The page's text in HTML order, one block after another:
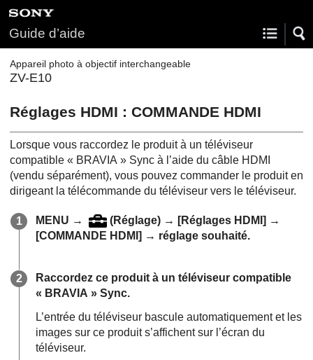
Guide d’aide
Appareil photo à objectif interchangeable
ZV-E10
Réglages HDMI : COMMANDE HDMI
Lorsque vous raccordez le produit à un téléviseur
compatible « BRAVIA » Sync à l’aide du câble HDMI
(vendu séparément), vous pouvez commander le produit en
dirigeant la télécommande du téléviseur vers le téléviseur.
MENU → (Réglage) → [Réglages HDMI] →
[COMMANDE HDMI] → réglage souhaité.
Raccordez ce produit à un téléviseur compatible
« BRAVIA » Sync.
L’entrée du téléviseur bascule automatiquement et les
images sur ce produit s’affichent sur l’écran du
téléviseur.